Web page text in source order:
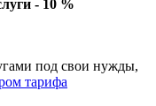
- 10 %
под свои нужды,
тарифа